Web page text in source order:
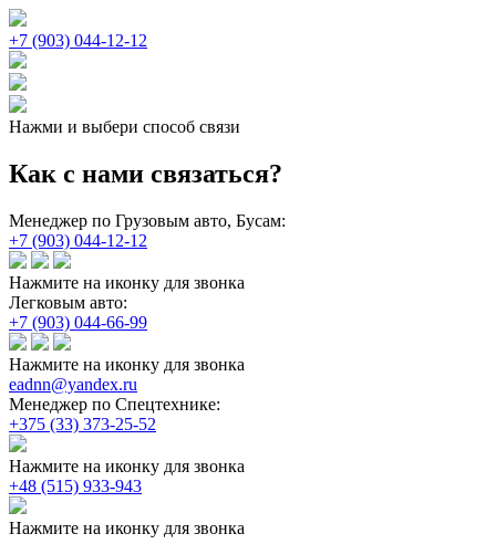
+7 (903) 044-12-12
Нажми и выбери способ связи
Как с нами связаться?
Менеджер по Грузовым авто, Бусам:
+7 (903) 044-12-12
Нажмите на иконку для звонка
Легковым авто:
+7 (903) 044-66-99
Нажмите на иконку для звонка
eadnn@yandex.ru
Менеджер по Спецтехнике:
+375 (33) 373-25-52
Нажмите на иконку для звонка
+48 (515) 933-943
Нажмите на иконку для звонка